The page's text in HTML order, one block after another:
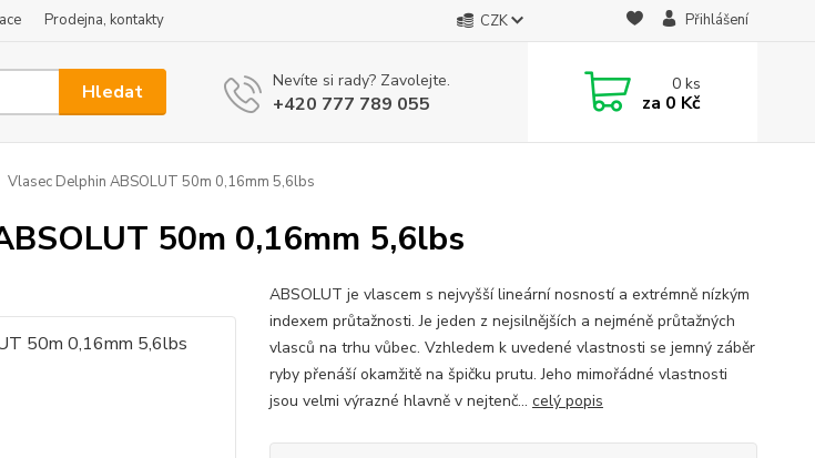
Prodejna, kontakty CZK Přihlášení
Hledat Nevíte si rady? Zavolejte.
+420 777 789 055
0ks
za 0 Kč
Vlasec Delphin ABSOLUT 50m 0,16mm 5,6lbs
50m 0,16mm 5,6lbs
ABSOLUT je vlascem s nejvyšší lineární nosností a extrémně nízkým
indexem průtažnosti. Je jeden z nejsilnějších a nejméně průtažných
vlasců na trhu vůbec. Vzhledem k uvedené vlastnosti se jemný záběr
ryby přenáší okamžitě na špičku prutu. Jeho mimořádné vlastnosti
jsou velmi výrazné hlavně v nejtenč... celý popis